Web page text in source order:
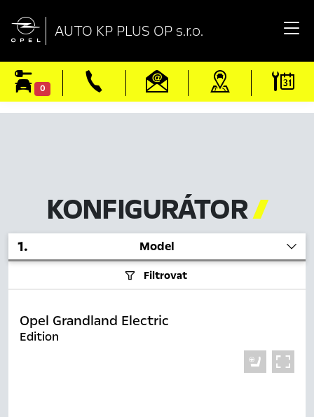
 AUTO KP PLUS OP s.r.o.
0
KONFIGURÁTOR
1. Model
Filtrovat
Opel Grandland Electric
Edition